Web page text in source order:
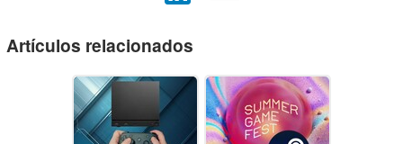
Artículos relacionados